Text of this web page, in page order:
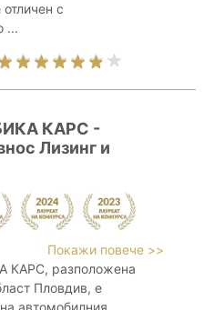
с
...
КАРС -
Лизинг и
Покажи повече >>
КАРС, разположена
Пловдив, е
автомобилния